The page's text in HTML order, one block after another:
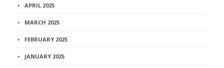
APRIL 2025
MARCH 2025
FEBRUARY 2025
JANUARY 2025